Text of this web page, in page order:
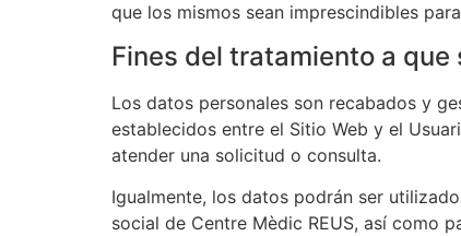
que los mismos sean imprescindibles
Fines del tratamiento a
Los datos personales son recabados y
establecidos entre el Sitio Web y el
atender una solicitud o consulta.
Igualmente, los datos podrán ser
social de Centre Mèdic REUS, así como